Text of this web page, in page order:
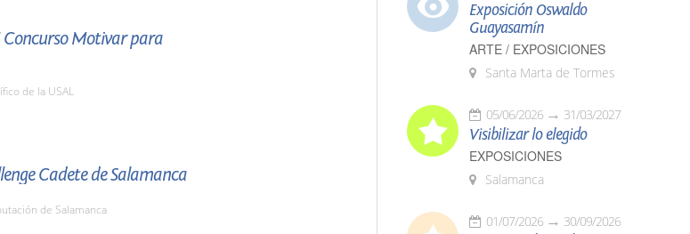
Concurso Motivar para
de la USAL
Cadete de Salamanca
de Salamanca
Exposición Oswaldo
Guayasamín
ARTE / EXPOSICIONES
Santa Marta de Tormes
05/06/2026 31/03/2027
Visibilizar lo elegido
EXPOSICIONES
Salamanca
01/07/2026 30/09/2026